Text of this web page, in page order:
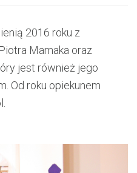
2016 roku z
Mamaka oraz
jest również jego
Od roku opiekunem